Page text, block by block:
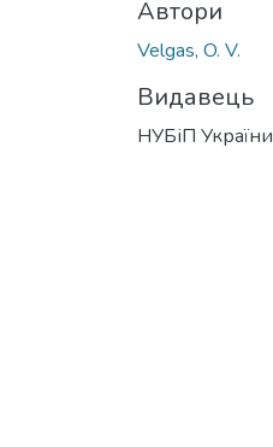
Автори
Velgas, O. V.
Видавець
НУБіП України